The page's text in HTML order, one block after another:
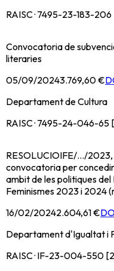
RAISC · 7495-23-183-
Convocatoria de
literaries
05/09/20243.769,60 €
Departament de Cultura
RAISC · 7495-24-046-
RESOLUCIOIFE/.../2023,
convocatoria per
ambit de les politiques
Feminismes 2023 i 2024
16/02/20242.604,61 €
Departament d'Igualtat i
RAISC · IF-23-004-550